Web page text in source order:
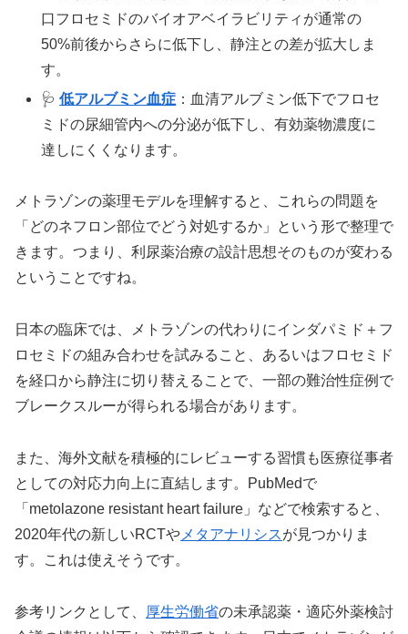
口フロセミドのバイオアベイラビリティが通常の
50%前後からさらに低下し、静注との差が拡大しま
す。
🩺低アルブミン血症 ：血清アルブミン低下でフロセ
ミドの尿細管内への分泌が低下し、有効薬物濃度に
達しにくくなります。
メトラゾンの薬理モデルを理解すると、これらの問題を
「どのネフロン部位でどう対処するか」という形で整理で
きます。つまり、利尿薬治療の設計思想そのものが変わる
ということですね。
日本の臨床では、メトラゾンの代わりにインダパミド＋フ
ロセミドの組み合わせを試みること、あるいはフロセミド
を経口から静注に切り替えることで、一部の難治性症例で
ブレークスルーが得られる場合があります。
また、海外文献を積極的にレビューする習慣も医療従事者
としての対応力向上に直結します。PubMedで
「metolazone resistant heart failure」などで検索すると、
2020年代の新しいRCTや メタアナリシスが見つかりま
す。これは使えそうです。
参考リンクとして、 厚生労働省の未承認薬・適応外薬検討